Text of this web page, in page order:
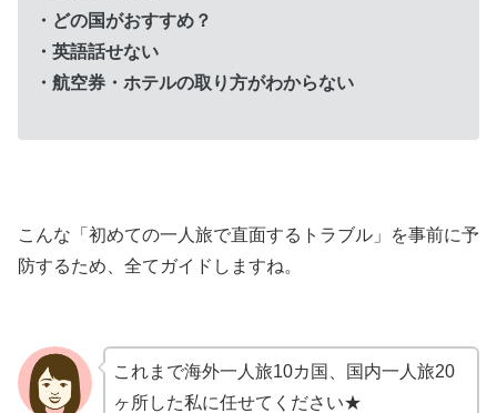
・どの国がおすすめ？
・英語話せない
・航空券・ホテルの取り方がわからない
こんな「初めての一人旅で直面するトラブル」を事前に予
防するため、全てガイドしますね。
これまで海外一人旅10カ国、国内一人旅20
ヶ所した私に任せてください★